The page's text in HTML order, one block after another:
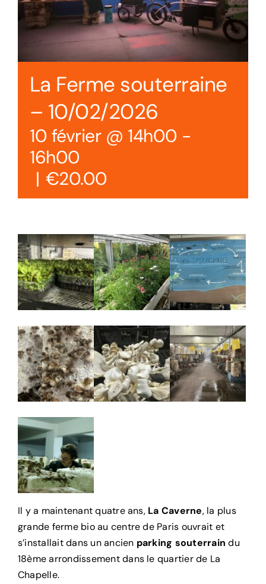
La Ferme souterraine
– 10/02/2026
10 février @ 14h00 -
16h00
| €20.00
Il y a maintenant quatre ans, La Caverne, la plus
grande ferme bio au centre de Paris ouvrait et
s’installait dans un ancien parking souterrain du
18ème arrondissement dans le quartier de La
Chapelle.